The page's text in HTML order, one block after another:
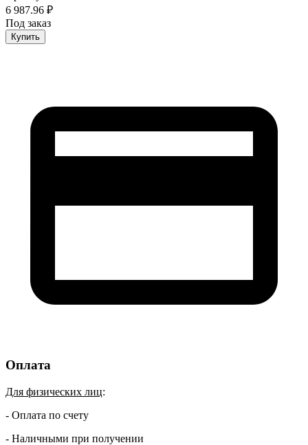
6 987.96 ₽
Под заказ
Купить
Оплата
Для физических лиц:
- Оплата по счету
- Наличными при получении